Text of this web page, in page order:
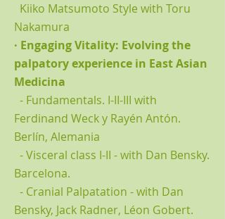
Kiiko Matsumoto Style with Toru
Nakamura
· Engaging Vitality: Evolving the
palpatory experience in East Asian
Medicina
- Fundamentals. I-II-III with
Ferdinand Weck y Rayén Antón.
Berlín, Alemania
- Visceral class I-II - with Dan Bensky.
Barcelona.
- Cranial Palpatation - with Dan
Bensky, Jack Radner, Léon Gobert.